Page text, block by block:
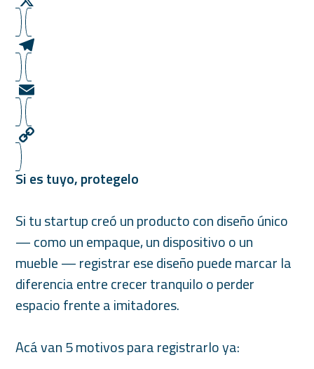
o
k
s
A
p
p
n
k
e
d
n
X
T
e
e
g
r
m
E
m
a
i
C
o
y
L
i
n
k
Si es tuyo, protegelo
Si tu startup creó un producto con diseño único
— como un empaque, un dispositivo o un
mueble — registrar ese diseño puede marcar la
diferencia entre crecer tranquilo o perder
espacio frente a imitadores.
Acá van 5 motivos para registrarlo ya: